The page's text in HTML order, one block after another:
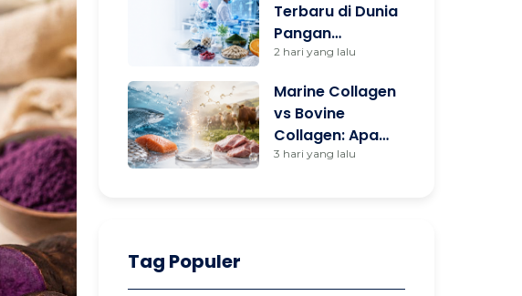
Terbaru di Dunia
Pangan
Fungsional yang
Brand Owner
2 hari yang lalu
Marine Collagen
vs Bovine
Collagen: Apa
Bedanya dan
3 hari yang lalu
Tag Populer